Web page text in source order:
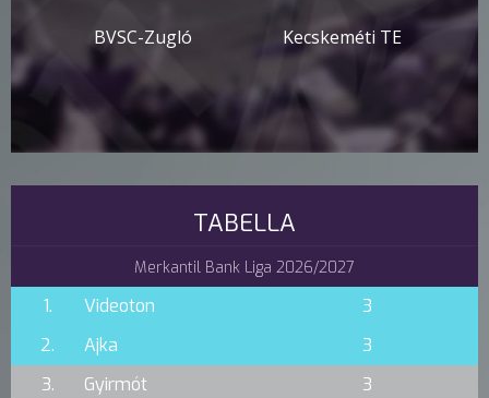
BVSC-Zugló Kecskeméti TE
TABELLA
Merkantil Bank Liga 2026/2027
1. Videoton
3
2.
Ajka
3
3.
Gyirmót
3